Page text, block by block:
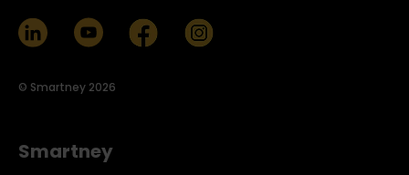
© Smartney 2026
Smartney